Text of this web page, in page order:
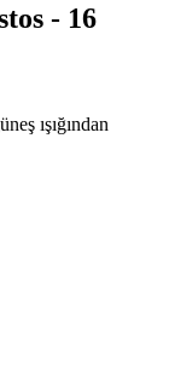
- 16
ışığından